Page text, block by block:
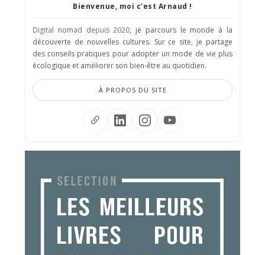
Bienvenue, moi c'est Arnaud !
Digital nomad depuis 2020, je parcours le monde à la
découverte de nouvelles cultures. Sur ce site, je partage
des conseils pratiques pour adopter un mode de vie plus
écologique et améliorer son bien-être au quotidien.
À PROPOS DU SITE